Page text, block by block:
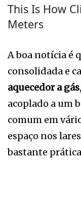
This Is How
Meters
A boa notícia é
consolidada e
aquecedor a gás
acoplado a um
comum em
espaço nos
bastante